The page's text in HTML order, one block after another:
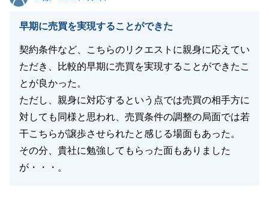
閉じる
早期に売買を実現することができた
契約条件など、こちらのリクエストに親身に応えてい
ただき、比較的早期に売買を実現することができたこ
とが良かった。
ただし、親身に対応するという点では売買の相手方に
対しても同様と思われ、売買条件の調整の局面では若
干こちらが譲歩させられたと感じる場面もあった。
その分、貴社に勉強してもらった面もありました
が・・・。